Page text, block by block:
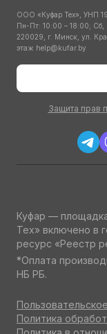
ООО «Куфар Тех», УНП
Пн-Пт: 10:00 – 18:00; Сб,
220029, г. Минск, ул.
этаж help@kufar.by
Защита прав
Куфар —
Тех» включено в
ресурс «Реестр
*Оплата
НБ РБ.
Политика